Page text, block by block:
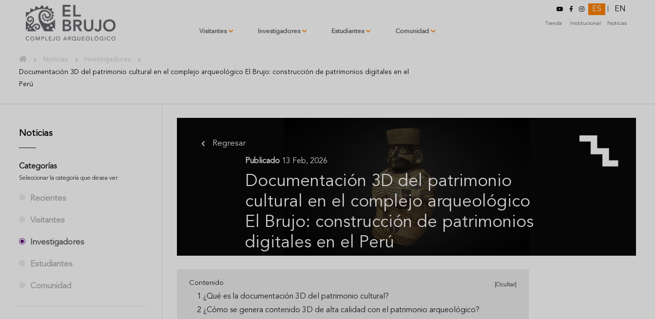
Visitantes Investigadores Estudiantes Comunidad
ES EN
Tienda Institucional Noticias
Noticias
Investigadores
Documentación 3D del patrimonio cultural en el complejo arqueológico El Brujo: construcción de patrimonios digitales en el
Perú
Noticias
Categorías
Seleccionar la categoría que desea ver:
Recientes
Visitantes
Investigadores
Estudiantes
Comunidad
Regresar
Publicado13 Feb, 2026
Documentación 3D del patrimonio
cultural en el complejo arqueológico
El Brujo: construcción de patrimonios
digitales en el Perú
Contenido [Ocultar]
1 ¿Qué es la documentación 3D del patrimonio cultural?
2 ¿Cómo se genera contenido 3D de alta calidad con el patrimonio arqueológico?